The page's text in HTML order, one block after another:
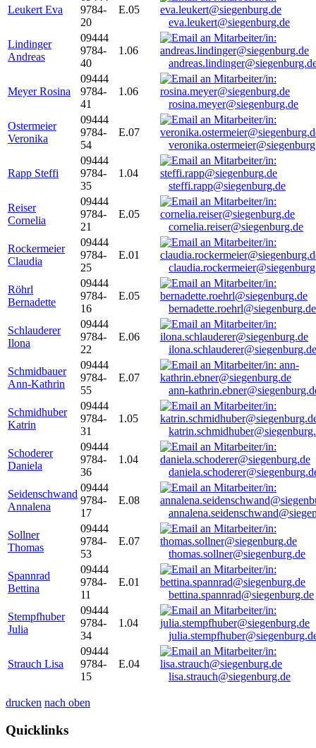
Leukert Eva
9784-
20
E.05
eva.leukert@siegenburg.de
Lindinger
Andreas
09444
9784-
40
1.06
Meyer Rosina
09444
9784-
41
1.06
rosina.meyer@siegenburg.de
Ostermeier
Veronika
09444
9784-
54
E.07
Rapp Steffi
09444
9784-
35
1.04
steffi.rapp@siegenburg.de
Reiser
Cornelia
09444
9784-
21
E.05
cornelia.reiser@siegenburg.de
Rockermeier
Claudia
09444
9784-
25
E.01
Röhrl
Bernadette
09444
9784-
16
E.05
bernadette.roehrl@siegenburg.de
Schlauderer
Ilona
09444
9784-
22
E.06
ilona.schlauderer@siegenburg.de
Schmidbauer
Ann-Kathrin
09444
9784-
55
E.07
ann-
Schmidhuber
Katrin
09444
9784-
31
1.05
Schoderer
Daniela
09444
9784-
36
1.04
Seidenschwand
Annalena
09444
9784-
17
E.08
Sollner
Thomas
09444
9784-
53
E.07
thomas.sollner@siegenburg.de
Spannrad
Bettina
09444
9784-
11
E.01
bettina.spannrad@siegenburg.de
Stempfhuber
Julia
09444
9784-
34
1.04
Strauch Lisa
09444
9784-
15
E.04
lisa.strauch@siegenburg.de
drucken nach oben
Quicklinks